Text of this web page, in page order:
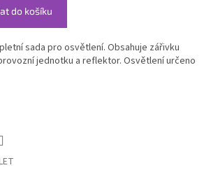
do košíku
sada pro osvětlení. Obsahuje zářivku
jednotku a reflektor. Osvětlení určeno